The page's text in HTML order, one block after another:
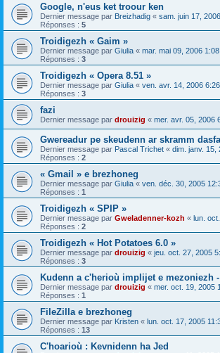
Google, n'eus ket troour ken
Dernier message par Breizhadig « sam. juin 17,
Réponses : 5
Troidigezh « Gaim »
Dernier message par Giulia « mar. mai 09, 2006
Réponses : 3
Troidigezh « Opera 8.51 »
Dernier message par Giulia « ven. avr. 14, 2006
Réponses : 3
fazi
Dernier message par drouizig « mer. avr. 05, 2006
Gwereadur pe skeudenn ar skramm
Dernier message par Pascal Trichet « dim. janv. 15,
Réponses : 2
« Gmail » e brezhoneg
Dernier message par Giulia « ven. déc. 30, 2005
Réponses : 1
Troidigezh « SPIP »
Dernier message par Gweladenner-kozh « lun.
Réponses : 2
Troidigezh « Hot Potatoes 6.0 »
Dernier message par drouizig « jeu. oct. 27, 2005
Réponses : 3
Kudenn a c'herioù implijet e mezoniezh
Dernier message par drouizig « mer. oct. 19, 2005
Réponses : 1
FileZilla e brezhoneg
Dernier message par Kristen « lun. oct. 17, 2005
Réponses : 13
C'hoarioù : Kevnidenn ha Jed